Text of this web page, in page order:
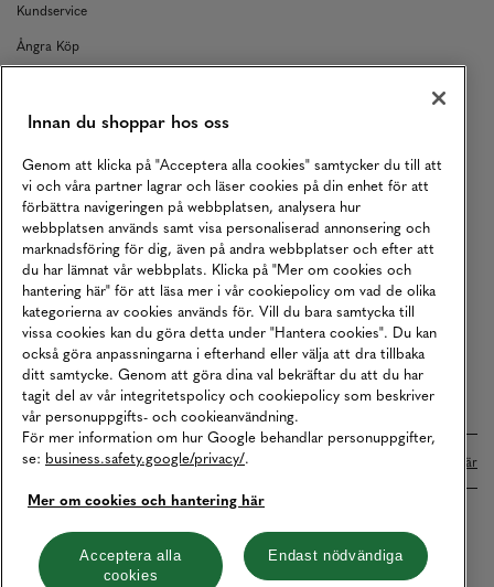
Kundservice
Ångra Köp
Returer
Karriär
Vårt Ansvar
Våra Tjänster
Press
Studentrabatt
B2B
Tillgänglighetsredogörelse
Betalningar online sköts i samarbete med Klarna. Läs mer här
Cookies Dataskydd Integritetspolicy
Hantera cookies
Innan du shoppar hos oss
Genom att klicka på "Acceptera alla cookies" samtycker du till att
vi och våra partner lagrar och läser cookies på din enhet för att
förbättra navigeringen på webbplatsen, analysera hur
webbplatsen används samt visa personaliserad annonsering och
marknadsföring för dig, även på andra webbplatser och efter att
du har lämnat vår webbplats. Klicka på "Mer om cookies och
hantering här" för att läsa mer i vår cookiepolicy om vad de olika
kategorierna av cookies används för. Vill du bara samtycka till
vissa cookies kan du göra detta under "Hantera cookies". Du kan
också göra anpassningarna i efterhand eller välja att dra tillbaka
ditt samtycke. Genom att göra dina val bekräftar du att du har
tagit del av vår integritetspolicy och cookiepolicy som beskriver
vår personuppgifts- och cookieanvändning.
För mer information om hur Google behandlar personuppgifter,
se: business.safety.google/privacy/.
Mer om cookies och hantering här
Acceptera alla
cookies
Endast nödvändiga